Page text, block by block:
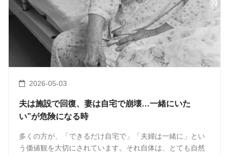
2026-05-03
夫は施設で回復、妻は自宅で崩壊…一緒にいた
い”が危険になる時
多くの方が、「できるだけ自宅で」「夫婦は一緒に」とい
う価値観を大切にされています。それ自体は、とても自然